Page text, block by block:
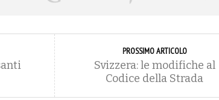
PROSSIMO ARTICOLO
Svizzera: le modifiche al
Codice della Strada